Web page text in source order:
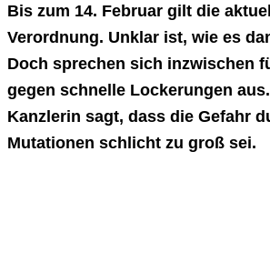
Bis zum 14. Februar gilt die
Verordnung. Unklar ist, wie es
Doch sprechen sich inzwischen
gegen schnelle Lockerungen
Kanzlerin sagt, dass die Gefahr
Mutationen schlicht zu groß sei.